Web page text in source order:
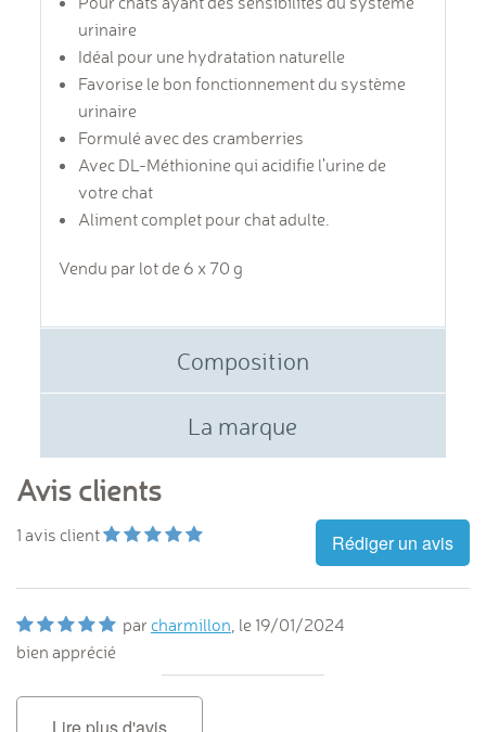
urinaire
Idéal pour une hydratation naturelle
Favorise le bon fonctionnement du système
urinaire
Formulé avec des cramberries
Avec DL-Méthionine qui acidifie l'urine de
votre chat
Aliment complet pour chat adulte.
Vendu par lot de 6 x 70 g
Composition
La marque
Avis clients
1 avis client Rédiger un avis
par charmillon, le 19/01/2024
bien apprécié